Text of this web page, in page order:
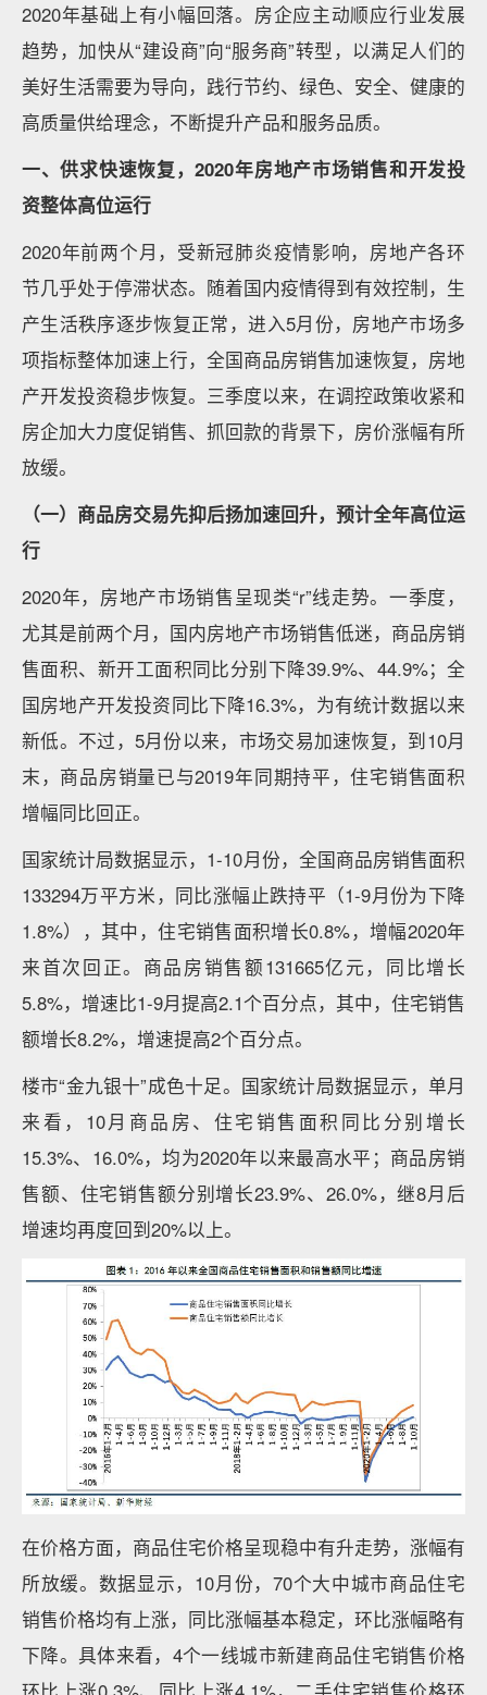
2020年基础上有小幅回落。房企应主动顺应行业发展
趋势，加快从“建设商”向“服务商”转型，以满足人们的
美好生活需要为导向，践行节约、绿色、安全、健康的
高质量供给理念，不断提升产品和服务品质。
一、供求快速恢复，2020年房地产市场销售和开发投
资整体高位运行
2020年前两个月，受新冠肺炎疫情影响，房地产各环
节几乎处于停滞状态。随着国内疫情得到有效控制，生
产生活秩序逐步恢复正常，进入5月份，房地产市场多
项指标整体加速上行，全国商品房销售加速恢复，房地
产开发投资稳步恢复。三季度以来，在调控政策收紧和
房企加大力度促销售、抓回款的背景下，房价涨幅有所
放缓。
（一）商品房交易先抑后扬加速回升，预计全年高位运
行
2020年，房地产市场销售呈现类“r”线走势。一季度，
尤其是前两个月，国内房地产市场销售低迷，商品房销
售面积、新开工面积同比分别下降39.9%、44.9%；全
国房地产开发投资同比下降16.3%，为有统计数据以来
新低。不过，5月份以来，市场交易加速恢复，到10月
末，商品房销量已与2019年同期持平，住宅销售面积
增幅同比回正。
国家统计局数据显示，1-10月份，全国商品房销售面积
133294万平方米，同比涨幅止跌持平（1-9月份为下降
1.8%），其中，住宅销售面积增长0.8%，增幅2020年
来首次回正。商品房销售额131665亿元，同比增长
5.8%，增速比1-9月提高2.1个百分点，其中，住宅销售
额增长8.2%，增速提高2个百分点。
楼市“金九银十”成色十足。国家统计局数据显示，单月
来看，10月商品房、住宅销售面积同比分别增长
15.3%、16.0%，均为2020年以来最高水平；商品房销
售额、住宅销售额分别增长23.9%、26.0%，继8月后
增速均再度回到20%以上。
在价格方面，商品住宅价格呈现稳中有升走势，涨幅有
所放缓。数据显示，10月份，70个大中城市商品住宅
销售价格均有上涨，同比涨幅基本稳定，环比涨幅略有
下降。具体来看，4个一线城市新建商品住宅销售价格